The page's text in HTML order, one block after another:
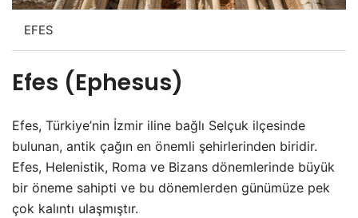
EFES
Efes (Ephesus)
Efes, Türkiye’nin İzmir iline bağlı Selçuk ilçesinde
bulunan, antik çağın en önemli şehirlerinden biridir.
Efes, Helenistik, Roma ve Bizans dönemlerinde büyük
bir öneme sahipti ve bu dönemlerden günümüze pek
çok kalıntı ulaşmıştır.